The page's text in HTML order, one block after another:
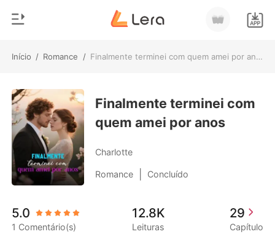
Início / Romance / Finalmente terminei com quem amei por anos
0
Loja
Histórico
Sair
Baixar App
Gênero
Moderno
Lobisomem
Contos
Bilionários
Finalmente terminei com
quem amei por anos
Charlotte
Romance Concluído
5.0
1 Comentário(s)
12.8K
Leituras
29
Capítulo